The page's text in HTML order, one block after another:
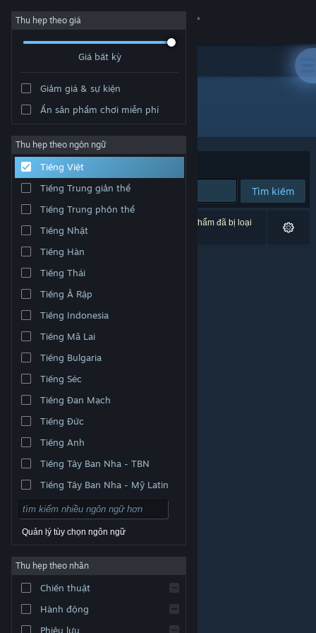
Đăng nhập
Cộng đồng
Thông tin
Hỗ trợ
Thay đổi ngôn ngữ
Cài ứng dụng Steam di động
Xem web cho desktop
thương hiệu là tài sản của chủ sở hữu tương ứng tại
Pháp lý
Hỗ trợ tiếp cận
ký Steam
|Hoàn tiền|
Thu hẹp theo giá
Giá bất kỳ
Giảm giá & sự kiện
Ẩn sản phẩm chơi miễn phí
Thu hẹp theo ngôn ngữ
Tiếng Việt
Tiếng Trung giản thể
Tiếng Trung phồn thể
Tiếng Nhật
Tiếng Hàn
Tiếng Thái
Tiếng Ả Rập
Tiếng Indonesia
Tiếng Mã Lai
Tiếng Bulgaria
Tiếng Séc
Tiếng Đan Mạch
Tiếng Đức
Tiếng Anh
Tiếng Tây Ban Nha - TBN
Tiếng Tây Ban Nha - Mỹ Latin
Quản lý tùy chọn ngôn ngữ
Thu hẹp theo nhãn
Chiến thuật
Hành động
Phiêu lưu
Nhà phát triển: Seidlsoft
Xếp theo Độ liên quan
Tìm kiếm
0 kết quả phù hợp tìm kiếm của bạn. 2 tựa sản phẩm đã bị loại
trừ dựa trên tùy chỉnh của bạn.